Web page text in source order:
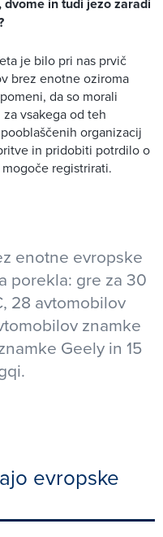
je bilo pri nas prvič
brez enotne oziroma
da so morali
vsakega od teh
organizacij
in pridobiti potrdilo o
registrirati.
enotne evropske
porekla: gre za 30
28 avtomobilov
znamke
Geely in 15
evropske